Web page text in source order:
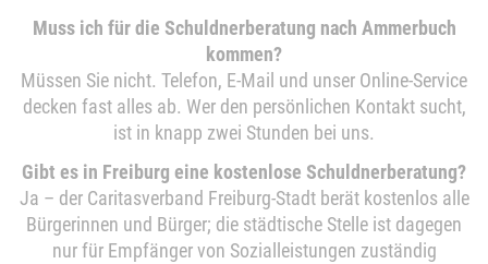
Muss ich für die Schuldnerberatung nach Ammerbuch
kommen?
Müssen Sie nicht. Telefon, E-Mail und unser Online-Service
decken fast alles ab. Wer den persönlichen Kontakt sucht,
ist in knapp zwei Stunden bei uns.
Gibt es in Freiburg eine kostenlose Schuldnerberatung?
Ja – der Caritasverband Freiburg-Stadt berät kostenlos alle
Bürgerinnen und Bürger; die städtische Stelle ist dagegen
nur für Empfänger von Sozialleistungen zuständig